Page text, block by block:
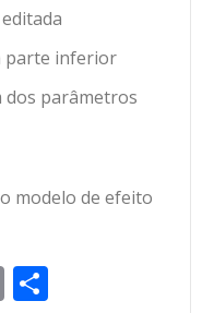
parte inferior
dos parâmetros
modelo de efeito
Email